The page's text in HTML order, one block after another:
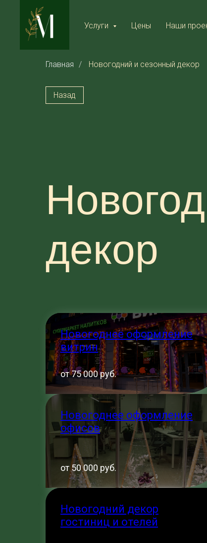
Услуги Цены Наши
Главная / Новогодний и сезонный декор
Назад
декор
Новогоднее оформление
витрин
от 75 000 руб.
Новогоднее оформление
офисов
от 50 000 руб.
Новогодний декор
гостиниц и отелей